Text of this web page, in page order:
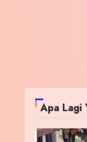
Apa Lagi